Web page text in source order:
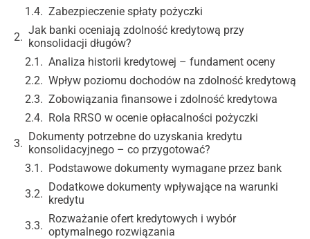
Zabezpieczenie spłaty pożyczki
Jak banki oceniają zdolność kredytową przy
konsolidacji długów?
Analiza historii kredytowej – fundament oceny
Wpływ poziomu dochodów na zdolność kredytową
Zobowiązania finansowe i zdolność kredytowa
Rola RRSO w ocenie opłacalności pożyczki
Dokumenty potrzebne do uzyskania kredytu
konsolidacyjnego – co przygotować?
Podstawowe dokumenty wymagane przez bank
Dodatkowe dokumenty wpływające na warunki
kredytu
Rozważanie ofert kredytowych i wybór
optymalnego rozwiązania